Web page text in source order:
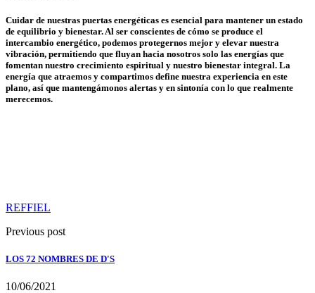
Cuidar de nuestras puertas energéticas es esencial para mantener un estado
de equilibrio y bienestar. Al ser conscientes de cómo se produce el
intercambio energético, podemos protegernos mejor y elevar nuestra
vibración, permitiendo que fluyan hacia nosotros solo las energías que
fomentan nuestro crecimiento espiritual y nuestro bienestar integral. La
energía que atraemos y compartimos define nuestra experiencia en este
plano, así que mantengámonos alertas y en sintonía con lo que realmente
merecemos.
REFFIEL
Previous post
LOS 72 NOMBRES DE D'S
10/06/2021